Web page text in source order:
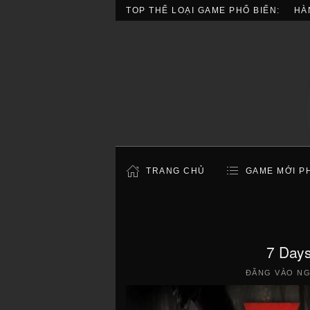
TOP THỂ LOẠI GAME PHỔ BIẾN:
TRANG CHỦ GAME MỚI
7
ĐĂNG VÀO